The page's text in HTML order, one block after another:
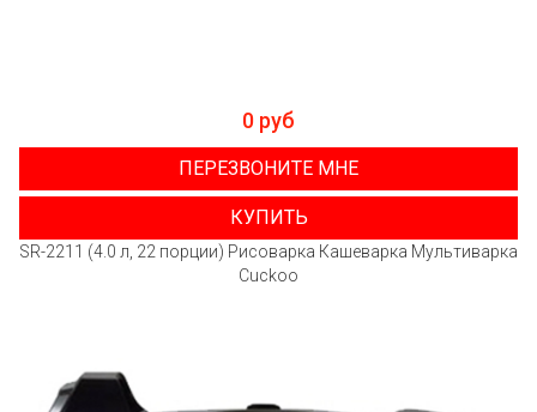
0 руб
ПЕРЕЗВОНИТЕ МНЕ
КУПИТЬ
SR-2211 (4.0 л, 22 порции) Рисоварка Кашеварка Мультиварка
Cuckoo